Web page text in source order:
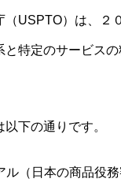
（USPTO）は、２
と特定のサービス
下の通りです。
ル（日本の商品役